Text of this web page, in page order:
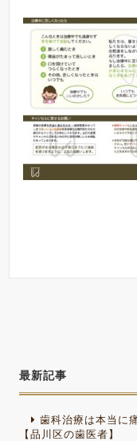
最新記事
歯科治療は本当に
【品川区の歯医者】